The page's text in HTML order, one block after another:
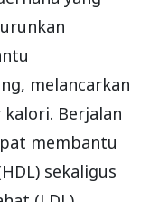
melancarkan
Berjalan
membantu
sekaligus